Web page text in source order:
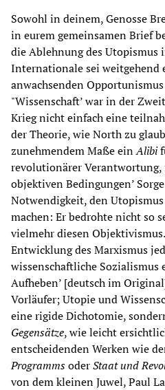
Sowohl in deinem, Genosse
in eurem gemeinsamen Brief
die Ablehnung des Utopismus
Internationale sei weitgehend
anwachsenden
"Wissenschaft’ war in der
Krieg nicht einfach eine
der Theorie, wie North zu
zunehmendem Maße einAlibi
revolutionärer Verantwortung,
objektiven Bedingungen’
Notwendigkeit, den
machen: Er bedrohte nicht so
vielmehr diesen
Entwicklung des Marxismus
wissenschaftliche Sozialismus
Aufheben’ [deutsch im
Vorläufer; Utopie und
eine rigide Dichotomie,
Gegensätze, wie leicht
entscheidenden Werken wie
ProgrammsoderStaat und
von dem kleinen Juwel, Paul